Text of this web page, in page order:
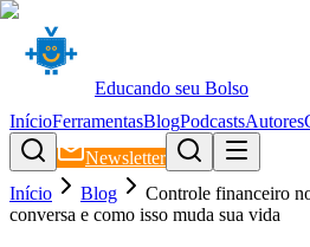
Educando seu Bolso
InícioFerramentasBlogPodcastsAutores
Newsletter
Início
Blog
Controle financeiro
conversa e como isso muda sua vida